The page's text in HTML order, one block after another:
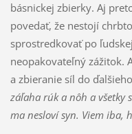
básnickej zbierky. Aj
povedať, že nestojí
sprostredkovať po
neopakovateľný zážitok.
a zbieranie síl do
záľaha rúk a nôh a všetky
ma nesloví syn. Viem iba,